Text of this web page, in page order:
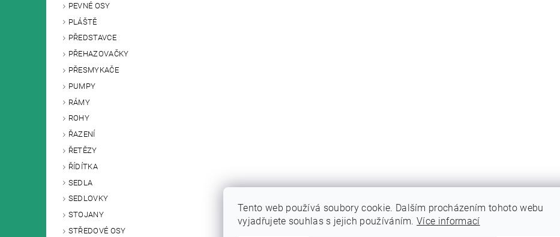
PEVNÉ OSY
PLÁŠTĚ
PŘEDSTAVCE
PŘEHAZOVAČKY
PŘESMYKAČE
PUMPY
RÁMY
ROHY
ŘAZENÍ
ŘETĚZY
ŘÍDÍTKA
SEDLA
SEDLOVKY
STOJANY
STŘEDOVÉ OSY
Tento web používá soubory cookie. Dalším procházením tohoto webu
vyjadřujete souhlas s jejich používáním.Více informací